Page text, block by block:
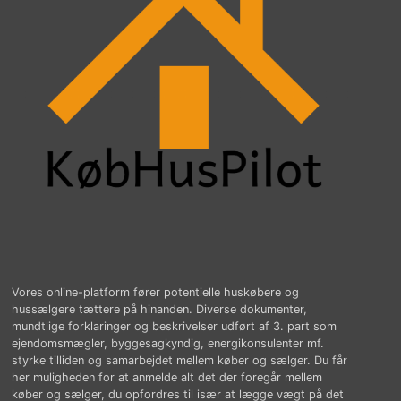
Vores online-platform fører potentielle huskøbere og
hussælgere tættere på hinanden. Diverse dokumenter,
mundtlige forklaringer og beskrivelser udført af 3. part som
ejendomsmægler, byggesagkyndig, energikonsulenter mf.
styrke tilliden og samarbejdet mellem køber og sælger. Du får
her muligheden for at anmelde alt det der foregår mellem
køber og sælger, du opfordres til især at lægge vægt på det